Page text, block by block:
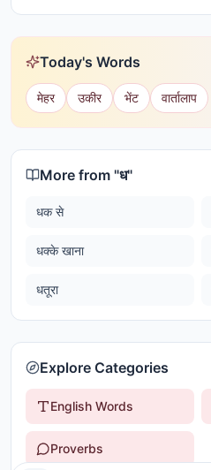
Today's Words
मेहर उकीर भेंट वार्तालाप
More from "ध"
धक से
धक्के खाना
धतूरा
Explore Categories
English Words
Proverbs